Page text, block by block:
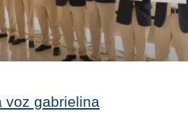
voz gabrielina